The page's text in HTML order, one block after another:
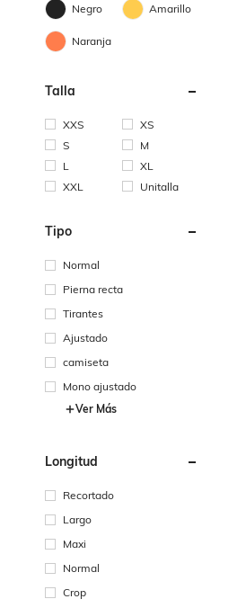
Negro Amarillo
Naranja
Talla
XXS
XS
S
M
L
XL
XXL
Unitalla
Tipo
Normal
Pierna recta
Tirantes
Ajustado
camiseta
Mono ajustado
Ver Más
Longitud
Recortado
Largo
Maxi
Normal
Crop